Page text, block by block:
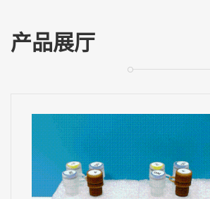
方
式
产品展厅